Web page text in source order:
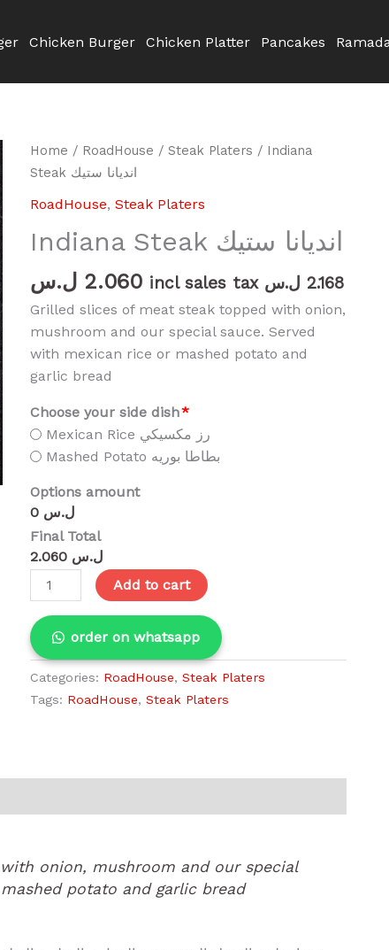
Chicken Burger Chicken Platter Pancakes
Home / RoadHouse / Steak Platers / Indiana
Steak انديانا ستيك
RoadHouse, Steak Platers
Indiana Steak انديانا ستيك
2.060 ل.س incl sales tax 2.168 ل.س
Grilled slices of meat steak topped with onion,
mushroom and our special sauce. Served
with mexican rice or mashed potato and
garlic bread
Choose your side dish*
Mexican Rice رز مكسيكي
Mashed Potato بطاطا بوريه
Options amount
0 ل.س
Final Total
2.060 ل.س
Indiana
Steak
quantity
Add to cart
order on whatsapp
Categories: RoadHouse, Steak Platers
Tags: RoadHouse, Steak Platers
onion, mushroom and our special
potato and garlic bread